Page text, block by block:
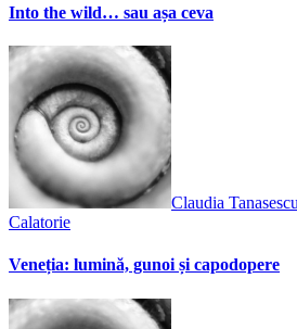
Into the wild… sau așa ceva
Claudia Tanasescu
Calatorie
Veneția: lumină, gunoi și capodopere